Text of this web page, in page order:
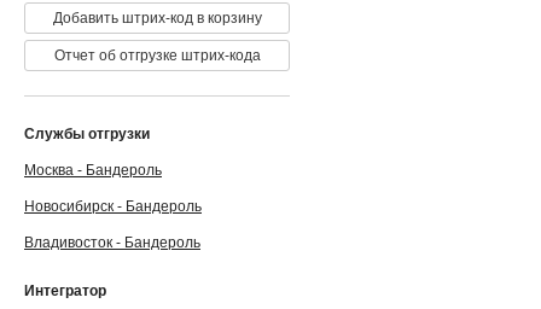
Добавить штрих-код в корзину
Отчет об отгрузке штрих-кода
Службы отгрузки
Москва - Бандероль
Новосибирск - Бандероль
Владивосток - Бандероль
Интегратор